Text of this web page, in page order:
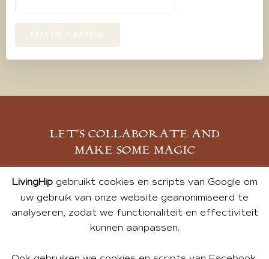
LET’S COLLABORATE AND
MAKE SOME MAGIC
MELD JE AAN
LivingHipgebruikt cookies en scripts van Google om
uw gebruik van onze website geanonimiseerd te
analyseren, zodat we functionaliteit en effectiviteit
kunnen aanpassen.